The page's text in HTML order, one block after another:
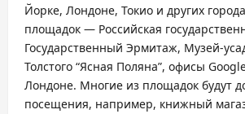
Йорке, Лондоне, Токио и других
площадок — Российская
Государственный Эрмитаж, Музей-
Толстого “Ясная Поляна”, офисы
Лондоне. Многие из площадок будут
посещения, например, книжный